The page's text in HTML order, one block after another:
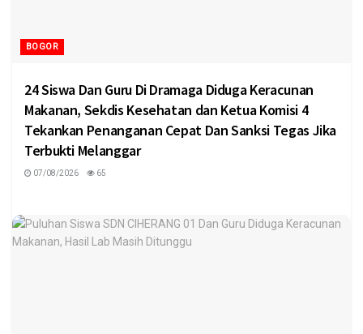
BOGOR
24 Siswa Dan Guru Di Dramaga Diduga Keracunan
Makanan, Sekdis Kesehatan dan Ketua Komisi 4
Tekankan Penanganan Cepat Dan Sanksi Tegas Jika
Terbukti Melanggar
07/08/2026 65